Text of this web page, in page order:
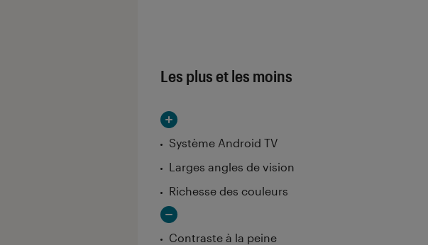
Les plus et les moins
Système Android TV
Larges angles de vision
Richesse des couleurs
Contraste à la peine